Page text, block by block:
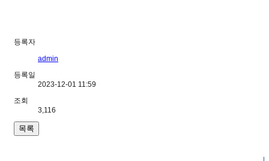
등록자
admin
등록일
2023-12-01 11:59
조회
3,116
목록